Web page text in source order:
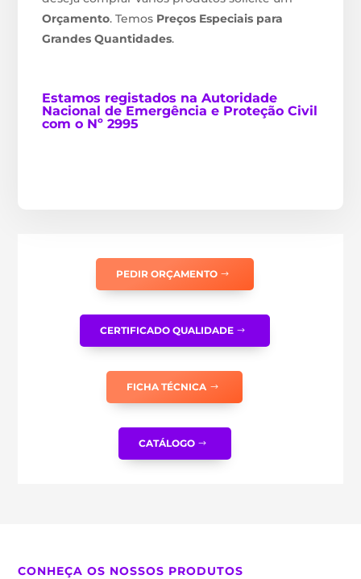
Orçamento. Temos Preços Especiais para
Grandes Quantidades.
Estamos registados na Autoridade
Nacional de Emergência e Proteção Civil
com o Nº 2995
PEDIR ORÇAMENTO
CERTIFICADO QUALIDADE
FICHA TÉCNICA
CATÁLOGO
CONHEÇA OS NOSSOS PRODUTOS